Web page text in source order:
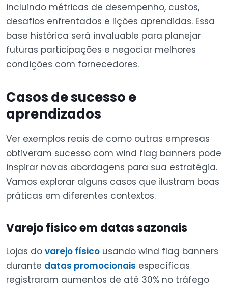
incluindo métricas de desempenho, custos,
desafios enfrentados e lições aprendidas. Essa
base histórica será invaluable para planejar
futuras participações e negociar melhores
condições com fornecedores.
Casos de sucesso e
aprendizados
Ver exemplos reais de como outras empresas
obtiveram sucesso com wind flag banners pode
inspirar novas abordagens para sua estratégia.
Vamos explorar alguns casos que ilustram boas
práticas em diferentes contextos.
Varejo físico em datas sazonais
Lojas do varejo físico usando wind flag banners
durante datas promocionais específicas
registraram aumentos de até 30% no tráfego